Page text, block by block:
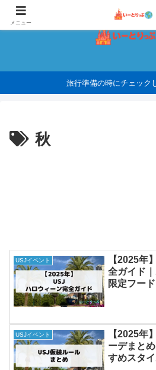
旅行準備の時にチェック
秋
USJイベント
【2025年
全ガイド
限定フー
USJイベント
【2025年
ーデまと
すめスタ
メニュー